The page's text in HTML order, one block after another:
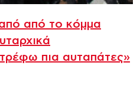
από το κόμμα
πια αυταπάτες»